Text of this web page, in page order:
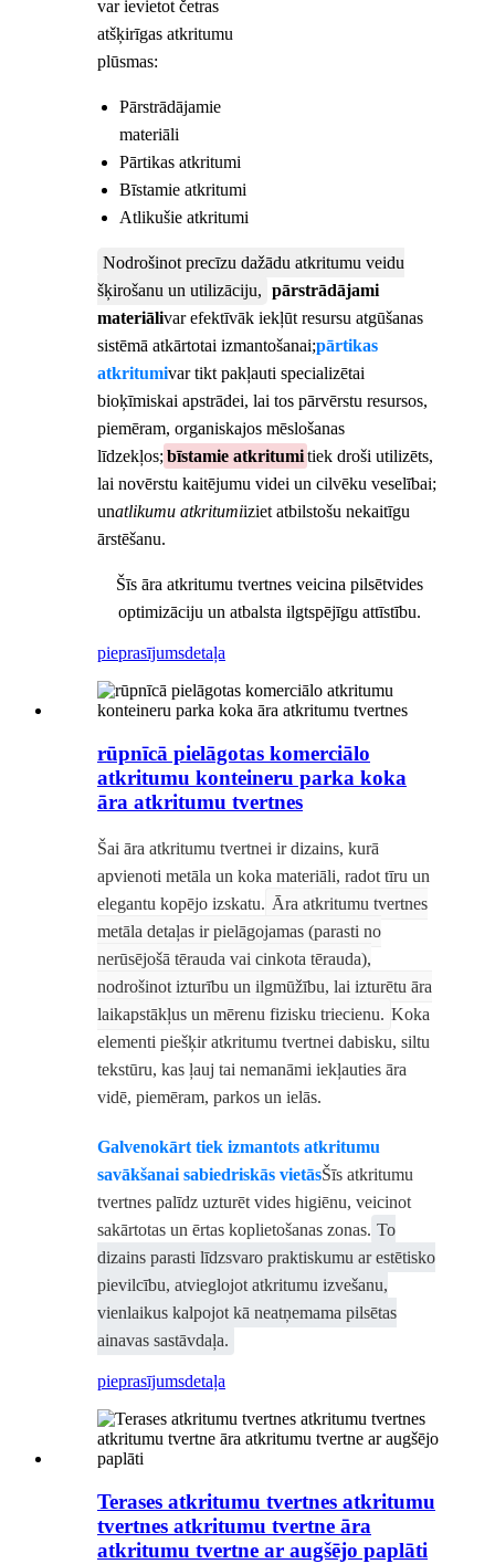
var ievietot četras
atšķirīgas atkritumu
plūsmas:
Pārstrādājamie
materiāli
Pārtikas atkritumi
Bīstamie atkritumi
Atlikušie atkritumi
Nodrošinot precīzu dažādu atkritumu veidu
šķirošanu un utilizāciju, pārstrādājami
materiālivar efektīvāk iekļūt resursu atgūšanas
sistēmā atkārtotai izmantošanai;pārtikas
atkritumivar tikt pakļauti specializētai
bioķīmiskai apstrādei, lai tos pārvērstu resursos,
piemēram, organiskajos mēslošanas
līdzekļos; bīstamie atkritumitiek droši utilizēts,
lai novērstu kaitējumu videi un cilvēku veselībai;
unatlikumu atkritumiiziet atbilstošu nekaitīgu
ārstēšanu.
Šīs āra atkritumu tvertnes veicina pilsētvides
optimizāciju un atbalsta ilgtspējīgu attīstību.
pieprasījumsdetaļa
rūpnīcā pielāgotas komerciālo
atkritumu konteineru parka koka
āra atkritumu tvertnes
Šai āra atkritumu tvertnei ir dizains, kurā
apvienoti metāla un koka materiāli, radot tīru un
elegantu kopējo izskatu. Āra atkritumu tvertnes
metāla detaļas ir pielāgojamas (parasti no
nerūsējošā tērauda vai cinkota tērauda),
nodrošinot izturību un ilgmūžību, lai izturētu āra
laikapstākļus un mērenu fizisku triecienu. Koka
elementi piešķir atkritumu tvertnei dabisku, siltu
tekstūru, kas ļauj tai nemanāmi iekļauties āra
vidē, piemēram, parkos un ielās.
Galvenokārt tiek izmantots atkritumu
savākšanai sabiedriskās vietāsŠīs atkritumu
tvertnes palīdz uzturēt vides higiēnu, veicinot
sakārtotas un ērtas koplietošanas zonas. To
dizains parasti līdzsvaro praktiskumu ar estētisko
pievilcību, atvieglojot atkritumu izvešanu,
vienlaikus kalpojot kā neatņemama pilsētas
ainavas sastāvdaļa.
pieprasījumsdetaļa
Terases atkritumu tvertnes atkritumu
tvertnes atkritumu tvertne āra
atkritumu tvertne ar augšējo paplāti